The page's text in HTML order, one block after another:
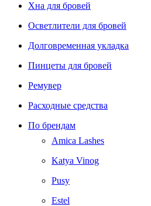
Хна для бровей
Осветлители для бровей
Долговременная укладка
Пинцеты для бровей
Ремувер
Расходные средства
По брендам
Amica Lashes
Katya Vinog
Pusy
Estel